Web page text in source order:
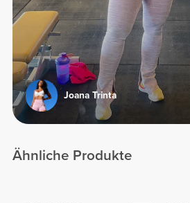
Joana Trinta
Ähnliche Produkte